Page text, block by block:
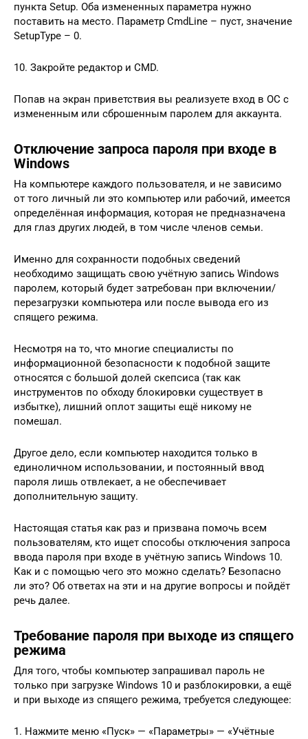
пункта Setup. Оба измененных параметра нужно
поставить на место. Параметр CmdLine – пуст, значение
SetupType – 0.
10. Закройте редактор и CMD.
Попав на экран приветствия вы реализуете вход в ОС с
измененным или сброшенным паролем для аккаунта.
Отключение запроса пароля при входе в
Windows
На компьютере каждого пользователя, и не зависимо
от того личный ли это компьютер или рабочий, имеется
определённая информация, которая не предназначена
для глаз других людей, в том числе членов семьи.
Именно для сохранности подобных сведений
необходимо защищать свою учётную запись Windows
паролем, который будет затребован при включении/
перезагрузки компьютера или после вывода его из
спящего режима.
Несмотря на то, что многие специалисты по
информационной безопасности к подобной защите
относятся с большой долей скепсиса (так как
инструментов по обходу блокировки существует в
избытке), лишний оплот защиты ещё никому не
помешал.
Другое дело, если компьютер находится только в
единоличном использовании, и постоянный ввод
пароля лишь отвлекает, а не обеспечивает
дополнительную защиту.
Настоящая статья как раз и призвана помочь всем
пользователям, кто ищет способы отключения запроса
ввода пароля при входе в учётную запись Windows 10.
Как и с помощью чего это можно сделать? Безопасно
ли это? Об ответах на эти и на другие вопросы и пойдёт
речь далее.
Требование пароля при выходе из спящего
режима
Для того, чтобы компьютер запрашивал пароль не
только при загрузке Windows 10 и разблокировки, а ещё
и при выходе из спящего режима, требуется следующее:
1. Нажмите меню «Пуск» — «Параметры» — «Учётные